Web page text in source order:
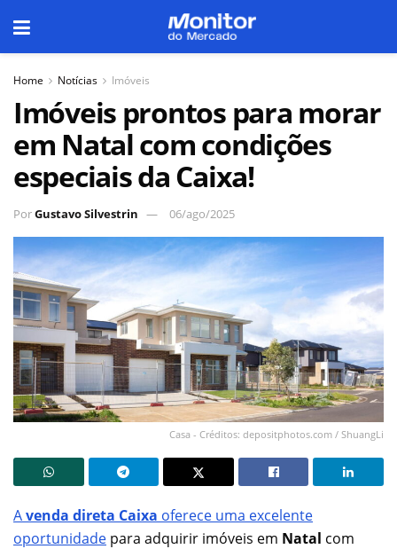
Home Notícias Imóveis
Imóveis prontos para morar
em Natal com condições
especiais da Caixa!
PorGustavo Silvestrin 06/ago/2025
Casa - Créditos: depositphotos.com / ShuangLi
Avenda direta Caixa oferece uma excelente
oportunidade para adquirir imóveis em Natal com